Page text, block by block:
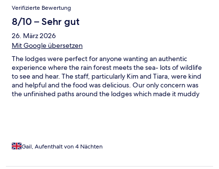
Verifizierte Bewertung
8/10 – Sehr gut
26. März 2026
Mit Google übersetzen
The lodges were perfect for anyone wanting an authentic
experience where the rain forest meets the sea- lots of wildlife
to see and hear. The staff, particularly Kim and Tiara, were kind
and helpful and the food was delicious. Our only concern was
the unfinished paths around the lodges which made it muddy
Gail, Aufenthalt von 4 Nächten